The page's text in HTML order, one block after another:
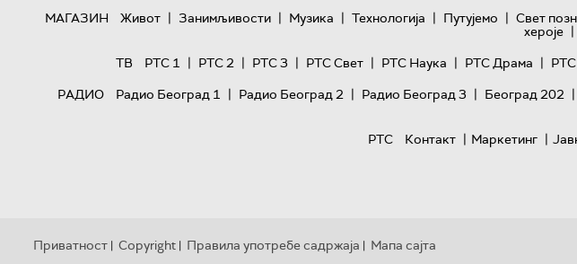
МАГАЗИН
Живот | Занимљивости | Музика | Технологијa | Путујемо | Свет
хероје |
ТВ
РТС 1 | РТС 2 | РТС 3 | РТС Свет | РТС Наука | РТС Драма |
РАДИО
Радио Београд 1 | Радио Београд 2 | Радио Београд 3 | Београд 202 |
РТС
Контакт | Маркетинг |
Приватност | Copyright | Правила употребе садржаја | Мапа сајта